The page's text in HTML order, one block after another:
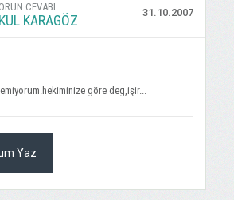
CEVABI
KARAGÖZ 31.10.2007
göre deg,işir...
Yaz